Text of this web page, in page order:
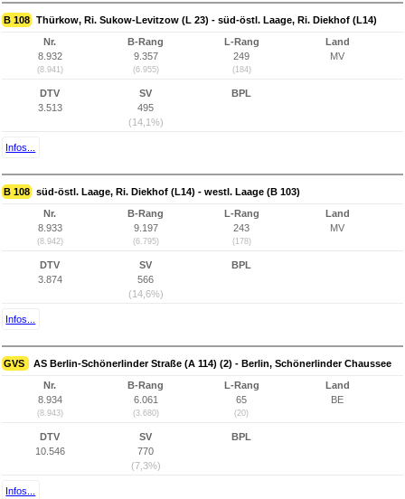
B 108 Thürkow, Ri. Sukow-Levitzow (L 23) - süd-östl. Laage, Ri. Diekhof (L14)
Nr.
8.932
(8.941)
B-Rang
9.357
(6.955)
L-Rang
249
(184)
Land
MV
DTV
3.513
SV
495
(14,1%)
BPL
Infos...
B 108 süd-östl. Laage, Ri. Diekhof (L14) - westl. Laage (B 103)
Nr.
8.933
(8.942)
B-Rang
9.197
(6.795)
L-Rang
243
(178)
Land
MV
DTV
3.874
SV
566
(14,6%)
BPL
Infos...
GVS AS Berlin-Schönerlinder Straße (A 114) (2) - Berlin, Schönerlinder Chaussee
Nr.
8.934
(8.943)
B-Rang
6.061
(3.680)
L-Rang
65
(20)
Land
BE
DTV
10.546
SV
770
(7,3%)
BPL
Infos...